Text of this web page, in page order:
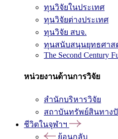
ทุนวิจัยในประเทศ
ทุนวิจัยต่างประเทศ
ทุนวิจัย สบจ.
ทุนสนับสนุนยุทธศาส
The Second Century
หน่วยงานด้านการวิจัย
สำนักบริหารวิจัย
สถาบันทรัพย์สินทาง
ชีวิตในจุฬาฯ
ย้อนกลับ